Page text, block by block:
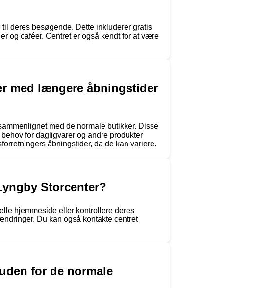
deres besøgende. Dette inkluderer gratis
og caféer. Centret er også kendt for at være
med længere åbningstider
med de normale butikker. Disse
for dagligvarer og andre produkter
åbningstider, da de kan variere.
Storcenter?
hjemmeside eller kontrollere deres
Du kan også kontakte centret
for de normale